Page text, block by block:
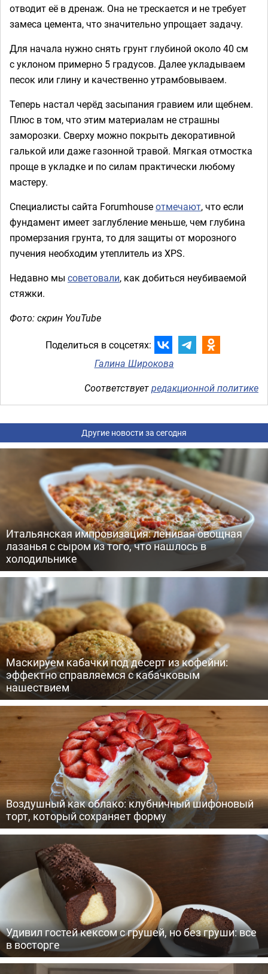
отводит её в дренаж. Она не трескается и не требует
замеса цемента, что значительно упрощает задачу.
Для начала нужно снять грунт глубиной около 40 см
с уклоном примерно 5 градусов. Далее укладываем
песок или глину и качественно утрамбовываем.
Теперь настал черёд засыпания гравием или щебнем.
Плюс в том, что этим материалам не страшны
заморозки. Сверху можно покрыть декоративной
галькой или даже газонной травой. Мягкая отмостка
проще в укладке и по силам практически любому
мастеру.
Специалисты сайта Forumhouseотмечают, что если
фундамент имеет заглубление меньше, чем глубина
промерзания грунта, то для защиты от морозного
пучения необходим утеплитель из XPS.
Недавно мы советовали, как добиться неубиваемой
стяжки.
Фото: скрин YouTube
Поделиться в соцсетях:
Галина Широкова
Соответствуетредакционной политике
Другие новости за сегодня
Итальянская импровизация: ленивая овощная
лазанья с сыром из того, что нашлось в
холодильнике
Маскируем кабачки под десерт из кофейни:
эффектно справляемся с кабачковым
нашествием
Воздушный как облако: клубничный шифоновый
торт, который сохраняет форму
Удивил гостей кексом с грушей, но без груши: все
в восторге